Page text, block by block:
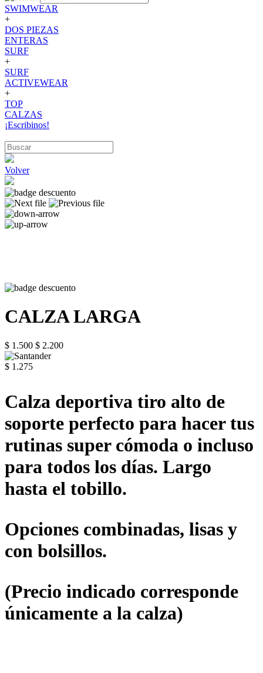
SWIMWEAR
+
DOS PIEZAS
ENTERAS
SURF
+
SURF
ACTIVEWEAR
+
TOP
CALZAS
¡Escribinos!
Volver
CALZA LARGA
$ 1.500 $ 2.200
$ 1.275
Calza deportiva tiro alto de
soporte perfecto para hacer tus
rutinas super cómoda o incluso
para todos los días. Largo
hasta el tobillo.
Opciones combinadas, lisas y
con bolsillos.
(Precio indicado corresponde
únicamente a la calza)